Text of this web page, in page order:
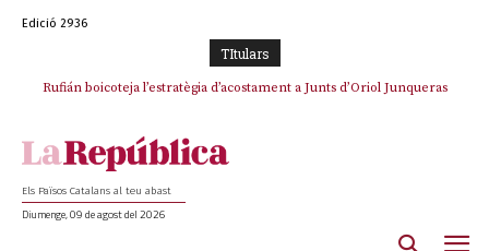
Edició 2936
TItulars
Rufián boicoteja l’estratègia d’acostament a Junts d’Oriol Junqueras
Rufián dinamita la unitat independentista amb un atac frontal al retorn
Els Països Catalans al teu abast
Diumenge, 09 de agost del 2026